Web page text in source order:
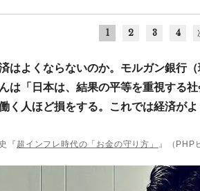
1 2 3 4
はよくならないのか。モルガン銀行
は「日本は、結果の平等を重視する
く人ほど損をする。これでは経済が
『 超インフレ時代の「お金の守り方」 』（PHP